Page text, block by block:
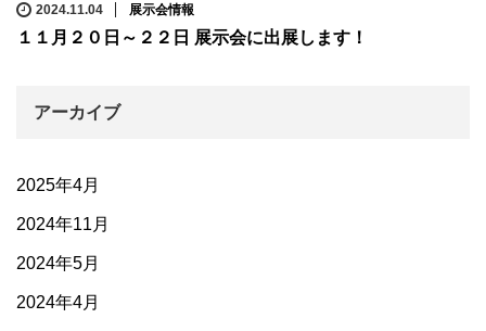
2024.11.04 展示会情報
１１月２０日～２２日 展示会に出展します！
アーカイブ
2025年4月
2024年11月
2024年5月
2024年4月